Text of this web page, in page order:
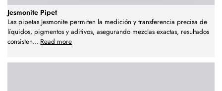
Jesmonite Pipet
Las pipetas Jesmonite permiten la medición y transferencia precisa de
líquidos, pigmentos y aditivos, asegurando mezclas exactas, resultados
consisten... Read more